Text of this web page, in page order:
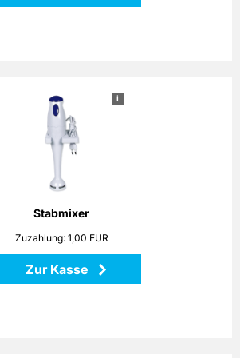
i
Stabmixer
Zuzahlung: 1,00 EUR
Zur Kasse
ist universell und flexibel einsetzbar. Egal
um Aufgaben wie das Zerkleinern oder
und Gemüse handelt, oder um das
Saucen, Cremes oder Mayonnaisen, der
sicher in der Hand und erledigt seine
Lieferumfang enthalten sind ein 500 ml